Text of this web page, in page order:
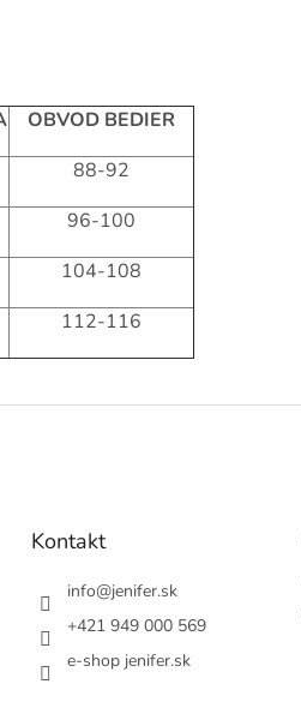
OBVOD BEDIER
88-92
96-100
104-108
112-116
Kontakt
info@jenifer.sk
+421 949 000 569
e-shop jenifer.sk